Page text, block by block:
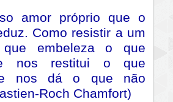
amor próprio que o
Como resistir a um
que embeleza o que
nos restitui o que
e nos dá o que não
Roch Chamfort)